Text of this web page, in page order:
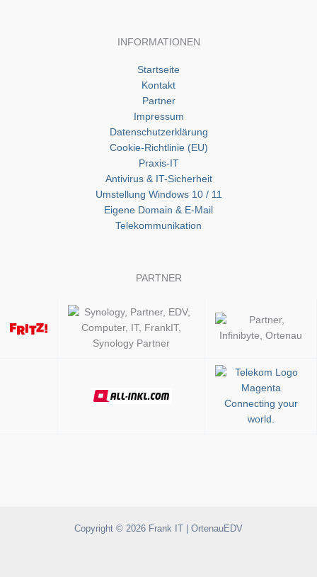
INFORMATIONEN
Startseite
Kontakt
Partner
Impressum
Datenschutzerklärung
Cookie-Richtlinie (EU)
Praxis-IT
Antivirus & IT-Sicherheit
Umstellung Windows 10 / 11
Eigene Domain & E-Mail
Telekommunikation
PARTNER
Copyright © 2026 Frank IT | OrtenauEDV